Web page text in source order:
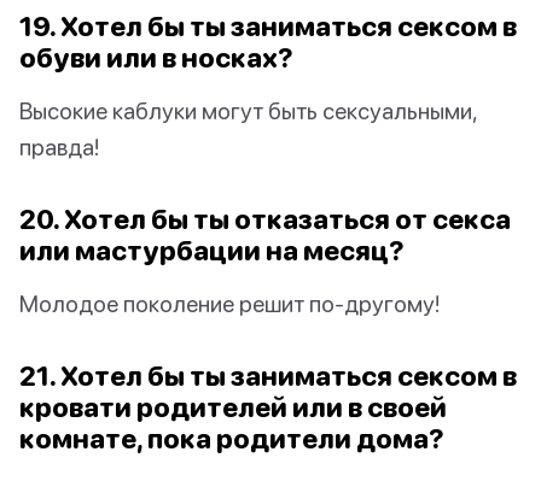
19. Хотел бы ты заниматься сексом в
обуви или в носках?
Высокие каблуки могут быть сексуальными,
правда!
20. Хотел бы ты отказаться от секса
или мастурбации на месяц?
Молодое поколение решит по-другому!
21. Хотел бы ты заниматься сексом в
кровати родителей или в своей
комнате, пока родители дома?